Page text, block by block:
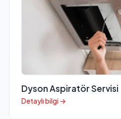
Dyson Aspiratör Servisi
Detaylı bilgi →